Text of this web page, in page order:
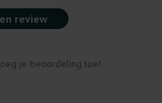
review
je beoordeling toe!